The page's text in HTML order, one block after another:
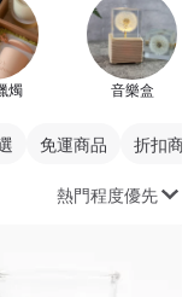
燭 音樂盒
免運商品 折扣商
熱門程度優先